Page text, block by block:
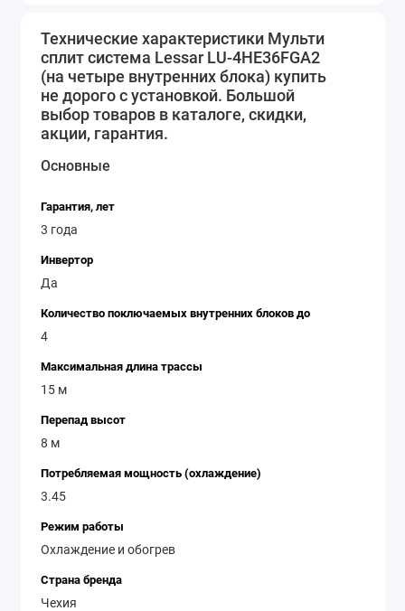
Технические характеристики Мульти
сплит система Lessar LU-4HE36FGA2
(на четыре внутренних блока) купить
не дорого с установкой. Большой
выбор товаров в каталоге, скидки,
акции, гарантия.
Основные
Гарантия, лет
3 года
Инвертор
Да
Количество поключаемых внутренних блоков до
4
Максимальная длина трассы
15 м
Перепад высот
8 м
Потребляемая мощность (охлаждение)
3.45
Режим работы
Охлаждение и обогрев
Страна бренда
Чехия